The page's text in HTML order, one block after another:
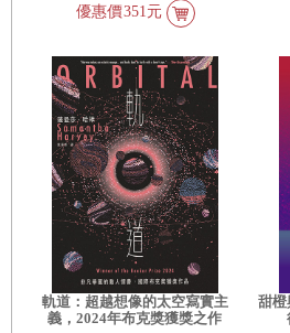
優惠價351元
軌道：超越想像的太空寫實主
義，2024年布克獎獲獎之作
甜